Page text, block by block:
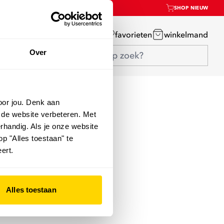
Over
jou. Denk aan
website verbeteren. Met
Als je onze website
"Alles toestaan" te
Alles toestaan
SHOP NIEUW
favorieten winkelmand